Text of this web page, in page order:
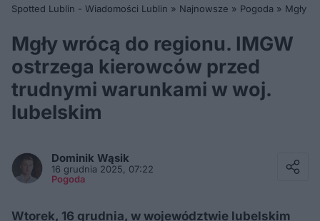
Spotted Lublin - Wiadomości Lublin » Najnowsze » Pogoda » Mgły
Mgły wrócą do regionu. IMGW
ostrzega kierowców przed
trudnymi warunkami w woj.
lubelskim
Dominik Wąsik
16 grudnia 2025, 07:22
Pogoda
Wtorek, 16 grudnia, w województwie lubelskim